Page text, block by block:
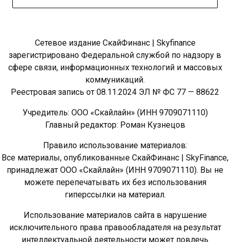
Сетевое издание СкайФинанс | Skyfinance
зарегистрировано Федеральной службой по надзору в
сфере связи, информационных технологий и массовых
коммуникаций.
Реестровая запись от 08.11.2024 ЭЛ № ФС 77 — 88622
Учредитель: ООО «Скайлайн» (ИНН 9709071110)
Главный редактор: Роман Кузнецов
Правило использование материалов:
Все материалы, опубликованные СкайФинанс | SkyFinance,
принадлежат ООО «Скайлайн» (ИНН 9709071110). Вы не
можете перепечатывать их без использования
гиперссылки на материал.
Использование материалов сайта в нарушение
исключительного права правообладателя на результат
интеллектуальной деятельности может повлечь